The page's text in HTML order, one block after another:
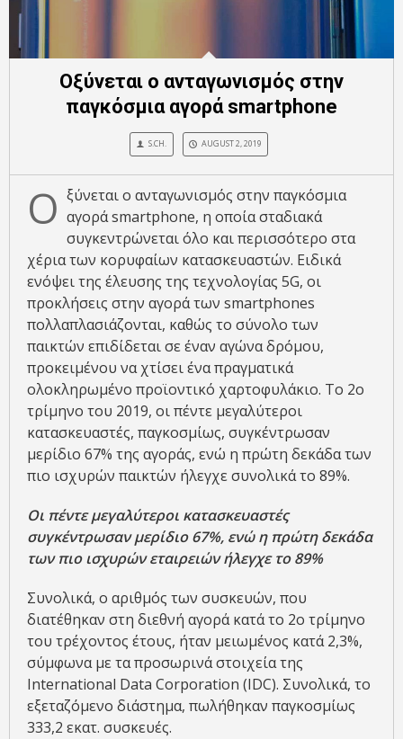
Οξύνεται ο ανταγωνισμός στην
παγκόσμια αγορά smartphone
S.CH. AUGUST 2, 2019
Ο ξύνεται ο ανταγωνισμός στην παγκόσμια
αγορά smartphone, η οποία σταδιακά
συγκεντρώνεται όλο και περισσότερο στα
χέρια των κορυφαίων κατασκευαστών. Ειδικά
ενόψει της έλευσης της τεχνολογίας 5G, οι
προκλήσεις στην αγορά των smartphones
πολλαπλασιάζονται, καθώς το σύνολο των
παικτών επιδίδεται σε έναν αγώνα δρόμου,
προκειμένου να χτίσει ένα πραγματικά
ολοκληρωμένο προϊοντικό χαρτοφυλάκιο. Το 2ο
τρίμηνο του 2019, οι πέντε μεγαλύτεροι
κατασκευαστές, παγκοσμίως, συγκέντρωσαν
μερίδιο 67% της αγοράς, ενώ η πρώτη δεκάδα των
πιο ισχυρών παικτών ήλεγχε συνολικά το 89%.
Οι πέντε μεγαλύτεροι κατασκευαστές
συγκέντρωσαν μερίδιο 67%, ενώ η πρώτη δεκάδα
των πιο ισχυρών εταιρειών ήλεγχε το 89%
Συνολικά, ο αριθμός των συσκευών, που
διατέθηκαν στη διεθνή αγορά κατά το 2ο τρίμηνο
του τρέχοντος έτους, ήταν μειωμένος κατά 2,3%,
σύμφωνα με τα προσωρινά στοιχεία της
International Data Corporation (IDC). Συνολικά, το
εξεταζόμενο διάστημα, πωλήθηκαν παγκοσμίως
333,2 εκατ. συσκευές.